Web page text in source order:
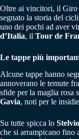
Oltre ai vincitori, il Giro
segnato la storia del
uno dei pochi ad aver
d’Italia, il Tour de
Le tappe più
Alcune tappe hanno
annoverano le temute
sfide per la maglia rosa
Gavia, noti per le
Su tutte spicca lo Stelvio
che si arrampicano fino